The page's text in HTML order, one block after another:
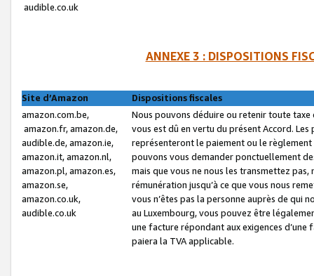
audible.co.uk
ANNEXE 3 : DISPOSITIONS
Site d’Amazon
Dispositions fiscales
amazon.com.be,
amazon.fr, amazon.de,
audible.de, amazon.ie,
amazon.it, amazon.nl,
amazon.pl, amazon.es,
amazon.se,
amazon.co.uk,
audible.co.uk
Nous pouvons déduire ou retenir toute
vous est dû en vertu du présent Accord.
représenteront le paiement ou le
pouvons vous demander ponctuellement
mais que vous ne nous les transmettez
rémunération jusqu’à ce que vous nous
vous n’êtes pas la personne auprès de qui
au Luxembourg, vous pouvez être
une facture répondant aux exigences
paiera la TVA applicable.